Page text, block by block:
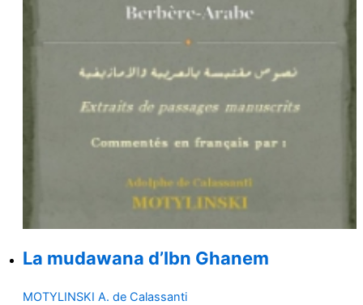
La mudawana d’Ibn Ghanem
MOTYLINSKI A. de Calassanti